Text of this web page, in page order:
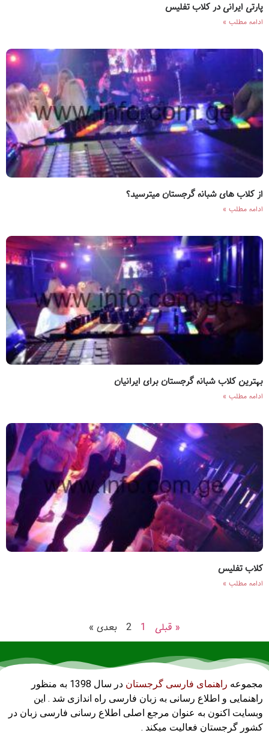
پارتی ایرانی در کلاب تفلیس
ادامه مطلب »
از کلاب های شبانه گرجستان میترسید؟
ادامه مطلب »
بهترین کلاب شبانه گرجستان برای ایرانیان
ادامه مطلب »
کلاب تفلیس
ادامه مطلب »
« قبلی 1
2 بعدی »
مجموعه راهنمای فارسی گرجستان
در سال 1398 به منظور
راهنمایی و اطلاع رسانی به زبان فارسی راه اندازی شد . این
وبسایت اکنون به عنوان مرجع اصلی اطلاع رسانی فارسی زبان در
کشور گرجستان فعالیت میکند .